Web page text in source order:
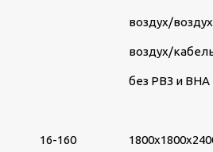
воздух/воздух
воздух/
без РВЗ и ВНА
16-160